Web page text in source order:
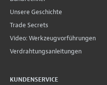
Unsere Geschichte
Trade Secrets
Video: Werkzeugvorführungen
Verdrahtungsanleitungen
KUNDENSERVICE